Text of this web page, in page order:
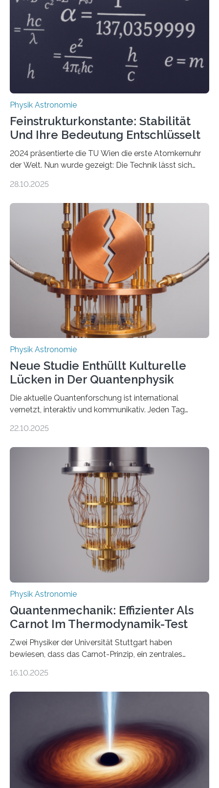
Physik Astronomie
Feinstrukturkonstante: Stabilität
Und Ihre Bedeutung Entschlüsselt
2024 präsentierte die TU Wien die erste Atomkernuhr
der Welt. Nun wurde gezeigt: Die Technik lässt sich
fundamentalen Physik nachzugehen. Thorium-
Messungen verwenden. Das hatte man jahrzehntelang
vermutet, weltweit war nach den passenden
Atomkern-Zuständen gesucht worden, 2024 gelang
einem Team der TU Wien mit Unterstützung
internationaler Partner der entscheidende Durchbruch:
Der lange diskutierte Thorium-Kernübergang wurde
gefunden. Kurz darauf konnte man zeigen, dass sich
Thorium tatsächlich nutzen lässt, um hochpräzise…
28.10.2025
Physik Astronomie
Neue Studie Enthüllt Kulturelle
Lücken in Der Quantenphysik
Die aktuelle Quantenforschung ist international
vernetzt, interaktiv und kommunikativ. Jeden Tag
oft von Autor*innen, die eng zusammenarbeiten. Neue
werden schnell weiterentwickelt. Dies ist der Alltag in
der Forschung der Quantentheorie, die dieses Jahr 100
Jahre alt geworden ist, weshalb die UNESCO 2025 zum
Internationalen Jahr der Quantenwissenschaft und -
technologie ausgerufen hat. Doch nun hat eine
internationale Forschungsgruppe um den
22.10.2025
Physik Astronomie
Quantenmechanik: Effizienter Als
Carnot Im Thermodynamik-Test
Zwei Physiker der Universität Stuttgart haben
bewiesen, dass das Carnot-Prinzip, ein zentrales
Größenordnung von Atomen gilt, deren physikalische
Quantenmotoren voranbringen. Das
Wissenschaftsjournal Science Advances veröffentlichte
die Herleitung. (DOI: 10.1126/sciadv.adw8462)
Verbrennungsmotoren oder Dampfturbinen sind
Wärmekraftmaschinen: Sie wandeln thermische
Energie in mechanische Bewegung um – oder anders
16.10.2025